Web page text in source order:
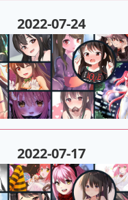
2022-07-24
2022-07-17